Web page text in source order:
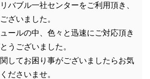
バブル一社センターをご利用頂き、
ざいました。
ールの中、色々と迅速にご対応頂き
うございました。
してお困り事がございましたらお気
ださいませ。